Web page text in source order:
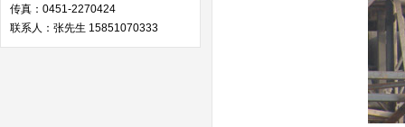
传真：0451-2270424
联系人：张先生 15851070333